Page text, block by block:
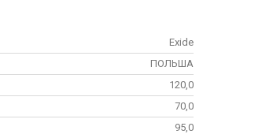
Exide
ПОЛЬША
120,0
70,0
95,0